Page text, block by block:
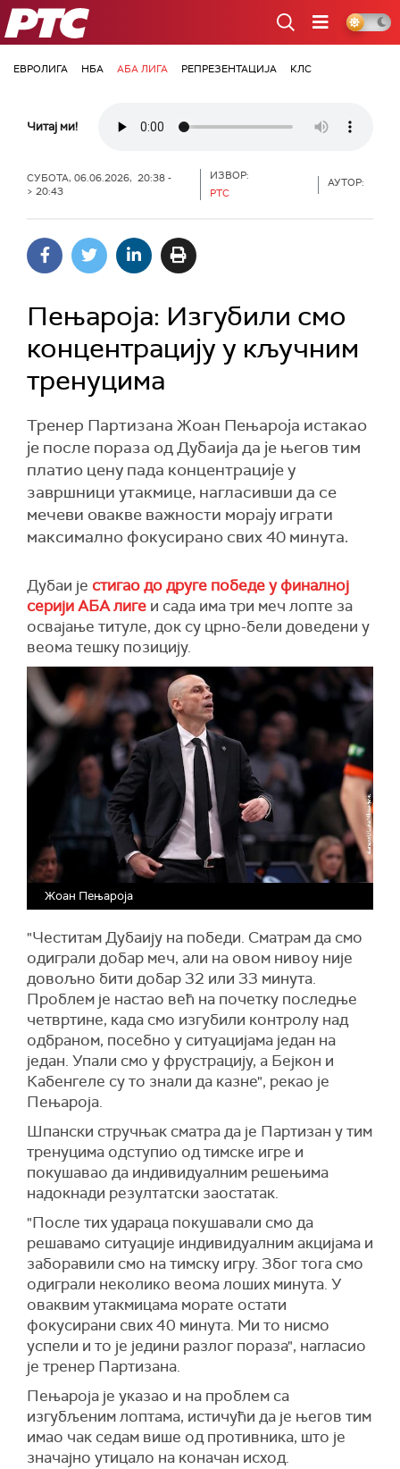
РТС
ЕВРОЛИГА НБА АБА ЛИГА РЕПРЕЗЕНТАЦИЈА КЛС
Читај ми!
СУБОТА, 06.06.2026, 20:38 -
> 20:43
ИЗВОР:
РТС
АУТОР:
Пењароја: Изгубили смо
концентрацију у кључним
тренуцима
Тренер Партизана Жоан Пењароја истакао
је после пораза од Дубаија да је његов тим
платио цену пада концентрације у
завршници утакмице, нагласивши да се
мечеви овакве важности морају играти
максимално фокусирано свих 40 минута.
Дубаи је стигао до друге победе у финалној
серији АБА лиге и сада има три меч лопте за
освајање титуле, док су црно-бели доведени у
веома тешку позицију.
Жоан Пењароја
"Честитам Дубаију на победи. Сматрам да смо
одиграли добар меч, али на овом нивоу није
довољно бити добар 32 или 33 минута.
Проблем је настао већ на почетку последње
четвртине, када смо изгубили контролу над
одбраном, посебно у ситуацијама један на
један. Упали смо у фрустрацију, а Бејкон и
Кабенгеле су то знали да казне", рекао је
Пењароја.
Шпански стручњак сматра да је Партизан у тим
тренуцима одступио од тимске игре и
покушавао да индивидуалним решењима
надокнади резултатски заостатак.
"После тих удараца покушавали смо да
решавамо ситуације индивидуалним акцијама и
заборавили смо на тимску игру. Због тога смо
одиграли неколико веома лоших минута. У
оваквим утакмицама морате остати
фокусирани свих 40 минута. Ми то нисмо
успели и то је једини разлог пораза", нагласио
је тренер Партизана.
Пењароја је указао и на проблем са
изгубљеним лоптама, истичући да је његов тим
имао чак седам више од противника, што је
значајно утицало на коначан исход.